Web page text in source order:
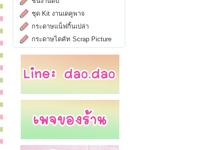
ชุด Kit งานเดคูพาจ
กระดาษแน็ฟกิ้นเปล่า
กระดาษไดคัท Scrap Picture